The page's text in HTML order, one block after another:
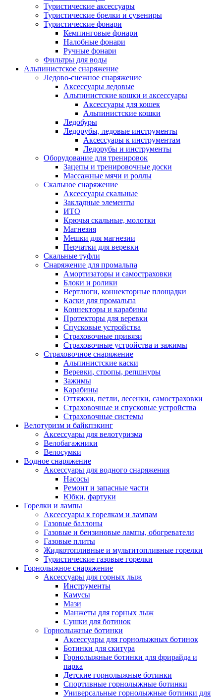
Туристические аксессуары
Туристические брелки и сувениры
Туристические фонари
Кемпинговые фонари
Налобные фонари
Ручные фонари
Фильтры для воды
Альпинистское снаряжение
Ледово-снежное снаряжение
Аксессуары ледовые
Альпинистские кошки и аксессуары
Аксессуары для кошек
Альпинистские кошки
Ледобуры
Ледорубы, ледовые инструменты
Аксессуары к инструментам
Ледорубы и инструменты
Оборудование для тренировок
Зацепы и тренировочные доски
Массажные мячи и роллы
Скальное снаряжение
Аксессуары скальные
Закладные элементы
ИТО
Крючья скальные, молотки
Магнезия
Мешки для магнезии
Перчатки для веревки
Скальные туфли
Снаряжение для промальпа
Амортизаторы и самостраховки
Блоки и ролики
Вертлюги, коннекторные площадки
Каски для промальпа
Коннекторы и карабины
Протекторы для веревки
Спусковые устройства
Страховочные привязи
Страховочные устройства и зажимы
Страховочное снаряжение
Альпинистские каски
Веревки, стропы, репшнуры
Зажимы
Карабины
Оттяжки, петли, лесенки, самостраховки
Страховочные и спусковые устройства
Страховочные системы
Велотуризм и байкпэкинг
Аксессуары для велотуризма
Велобагажники
Велосумки
Водное снаряжение
Аксессуары для водного снаряжения
Насосы
Ремонт и запасные части
Юбки, фартуки
Горелки и лампы
Аксессуары к горелкам и лампам
Газовые баллоны
Газовые и бензиновые лампы, обогреватели
Газовые плиты
Жидкотопливные и мультитопливные горелки
Туристические газовые горелки
Горнолыжное снаряжение
Аксессуары для горных лыж
Инструменты
Камусы
Мази
Манжеты для горных лыж
Сушки для ботинок
Горнолыжные ботинки
Аксессуары для горнолыжных ботинок
Ботинки для скитура
Горнолыжные ботинки для фрирайда и
парка
Детские горнолыжные ботинки
Спортивные горнолыжные ботинки
Универсальные горнолыжные ботинки для